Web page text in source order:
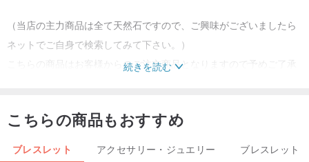
（当店の主力商品は全て天然石ですので、ご興味がございましたら
ネットでご自身で検索してみて下さい。）
こちらの商品はお客様からのご注文商品となりますので予めご了承
最初の1つが販売された後、ランダムに発送されますが、それもブル
続きを読む
こちらの商品もおすすめ
ブレスレット アクセサリー・ジュエリー ブレスレット